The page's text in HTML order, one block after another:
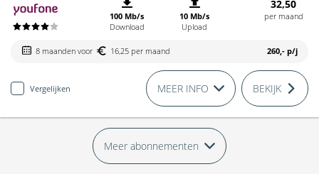
100 Mb/s
Download
10 Mb/s
Upload
32,50
per maand
8 maanden voor 16,25 per maand 260,- p/j
Vergelijken MEER INFO BEKIJK
Meer abonnementen